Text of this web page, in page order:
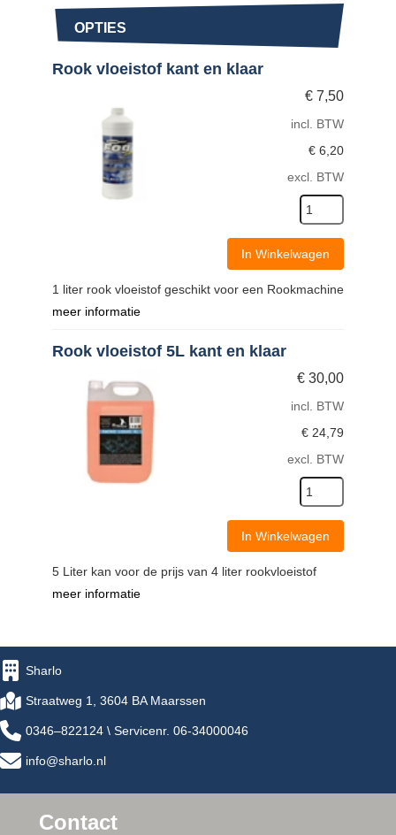
OPTIES
Rook vloeistof kant en klaar
€ 7,50
incl. BTW
€ 6,20
excl. BTW
In Winkelwagen
1 liter rook vloeistof geschikt voor een Rookmachine
meer informatie
Rook vloeistof 5L kant en klaar
€ 30,00
incl. BTW
€ 24,79
excl. BTW
In Winkelwagen
5 Liter kan voor de prijs van 4 liter rookvloeistof
meer informatie
Sharlo
Straatweg 1, 3604 BA Maarssen
0346–822124 \ Servicenr. 06-34000046
info@sharlo.nl
Contact